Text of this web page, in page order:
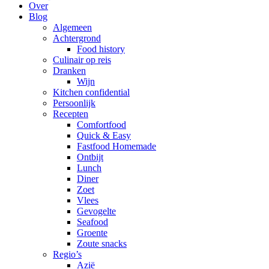
Over
Blog
Algemeen
Achtergrond
Food history
Culinair op reis
Dranken
Wijn
Kitchen confidential
Persoonlijk
Recepten
Comfortfood
Quick & Easy
Fastfood Homemade
Ontbijt
Lunch
Diner
Zoet
Vlees
Gevogelte
Seafood
Groente
Zoute snacks
Regio’s
Azië